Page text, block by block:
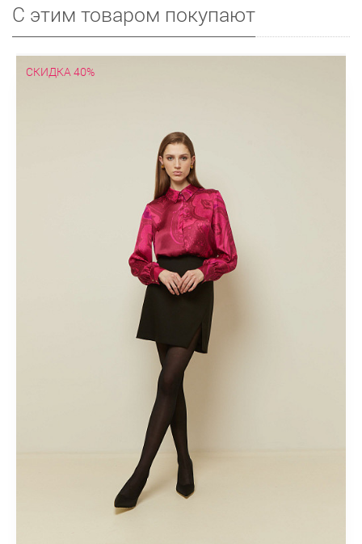
С этим товаром покупают
СКИДКА 40%